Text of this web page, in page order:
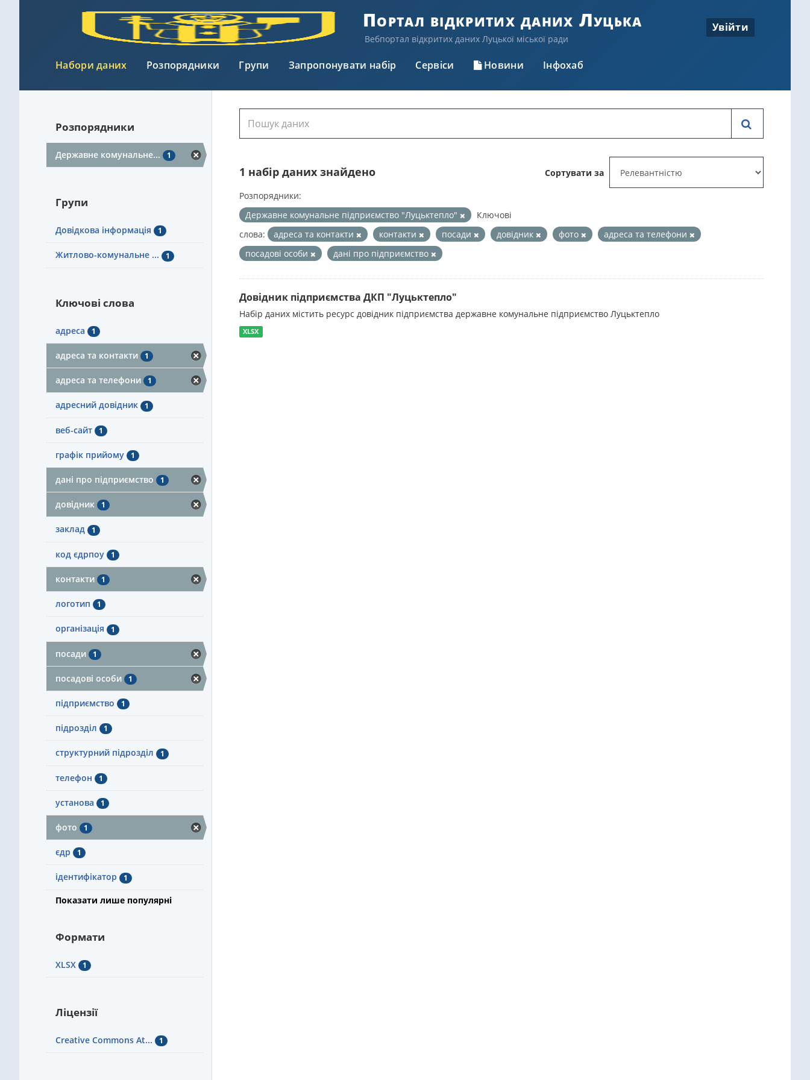
Портал відкритих даних Луцька
Вебпортал відкритих даних Луцької міської ради
Увійти
Набори даних Розпорядники Групи Запропонувати набір Сервіси Новини Інфохаб
Розпорядники
Державне комунальне... 1
Групи
Довідкова інформація 1
Житлово-комунальне ... 1
Ключові слова
адреса 1
адреса та контакти 1
адреса та телефони 1
адресний довідник 1
веб-сайт 1
графік прийому 1
дані про підприємство 1
довідник 1
заклад 1
код єдрпоу 1
контакти 1
логотип 1
організація 1
посади 1
посадові особи 1
підприємство 1
підрозділ 1
структурний підрозділ 1
телефон 1
установа 1
фото 1
єдр 1
ідентифікатор 1
Показати лише популярні
Формати
XLSX 1
Ліцензії
Creative Commons At... 1
Сортувати за
1 набір даних знайдено
Розпорядники:
Державне комунальне підприємство "Луцьктепло"
Ключові
слова:
адреса та контакти контакти посади довідник фото
адреса та телефони
посадові особи
дані про підприємство
Довідник підприємства ДКП "Луцьктепло"
Набір даних містить ресурс довідник підприємства державне комунальне підприємство Луцьктепло
XLSX